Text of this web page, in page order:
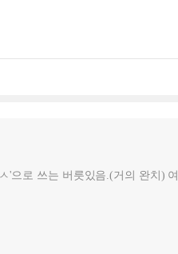
'으로 쓰는 버릇있음.(거의 완치)